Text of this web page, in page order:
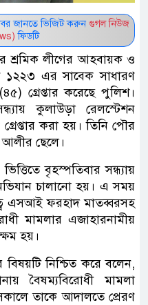
খবর জানতে ভিজিট করুন গুগল নিউজ
ফিডটি
শ্রমিক লীগের আহবায়ক ও
১২২৩ এর সাবেক সাধারণ
গ্রেপ্তার করেছে পুলিশ।
কুলাউড়া রেলস্টেশন
করা হয়। তিনি পৌর
আলীর ছেলে।
বৃহস্পতিবার সন্ধ্যায়
চালানো হয়। এ সময়
এসআই ফরহাদ মাতব্বরসহ
মামলার এজাহারনামীয়
হয়।
নিশ্চিত করে বলেন,
বৈষম্যবিরোধী মামলা
তাকে আদালতে প্রেরণ